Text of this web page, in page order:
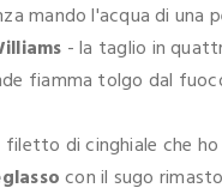
mando l'acqua di una
- la taglio in
fiamma tolgo dal
di cinghiale che
con il sugo